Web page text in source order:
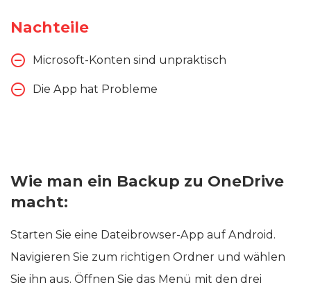
Nachteile
Microsoft-Konten sind unpraktisch
Die App hat Probleme
Wie man ein Backup zu OneDrive
macht:
Starten Sie eine Dateibrowser-App auf Android.
Navigieren Sie zum richtigen Ordner und wählen
Sie ihn aus. Öffnen Sie das Menü mit den drei